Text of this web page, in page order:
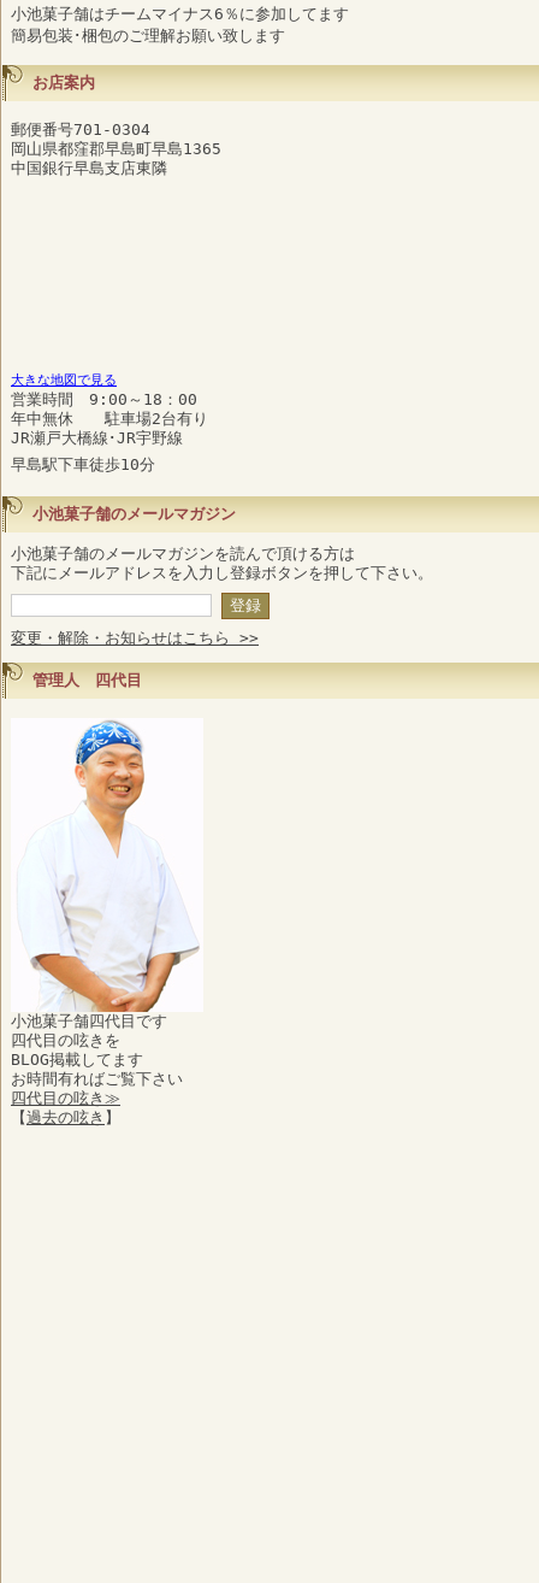
小池菓子舗はチームマイナス6％に参加してます
簡易包装･梱包のご理解お願い致します
お店案内
郵便番号701-0304
岡山県都窪郡早島町早島1365
中国銀行早島支店東隣
大きな地図で見る
営業時間 9:00～18：00
年中無休 駐車場2台有り
JR瀬戸大橋線･JR宇野線
早島駅下車徒歩10分
小池菓子舗のメールマガジン
小池菓子舗のメールマガジンを読んで頂ける方は
下記にメールアドレスを入力し登録ボタンを押して下さい。
変更・解除・お知らせはこちら >>
管理人 四代目
小池菓子舗四代目です
四代目の呟きを
BLOG掲載してます
お時間有ればご覧下さい
四代目の呟き≫
【過去の呟き 】